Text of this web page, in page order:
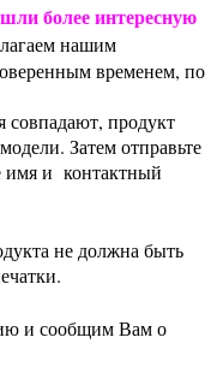
более интересную
нашим
временем, по
совпадают, продукт
Затем отправьте
имя и контактный
не должна быть
и сообщим Вам о